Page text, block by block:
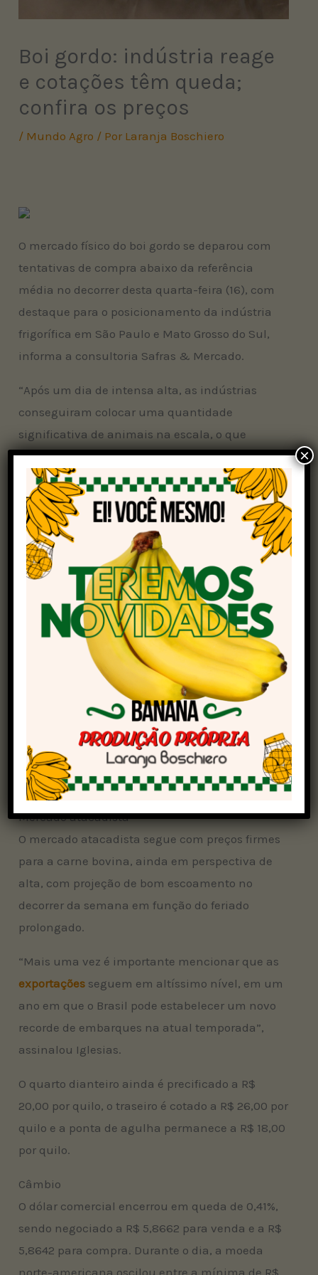
Boi gordo: indústria reage
e cotações têm queda;
confira os preços
/ Mundo Agro / Por Laranja Boschiero
O mercado físico do boi gordo se deparou com
tentativas de compra abaixo da referência
média no decorrer desta quarta-feira (16), com
destaque para o posicionamento da indústria
frigorífica em São Paulo e Mato Grosso do Sul,
informa a consultoria Safras & Mercado.
“Após um dia de intensa alta, as indústrias
conseguiram colocar uma quantidade
significativa de animais na escala, o que
permitiu um rápido recuo dos preços. O fato é
que a continuidade ou não do movimento de
alta depende do escoamento da carne no
feriado prolongado, e de que maneira esse
escoamento vai impactar nas estratégias das
indústrias”, disse Fernando Henrique Iglesias,
analista da empresa.
São Paulo:R$ 331,83 – ontem: R$ 333
Goiás:R$ 320,36 – na terça: R$ 321,96
Minas Gerais:
R$ 324,41 – anteriormente:
R$ 320,88
Mato Grosso do Sul:R$ 319,77 – ontem: R$
328,75
Mato Grosso:R$ 329,73 – na terça: R$
331,35
Mercado atacadista
O mercado atacadista segue com preços firmes
para a carne bovina, ainda em perspectiva de
alta, com projeção de bom escoamento no
decorrer da semana em função do feriado
prolongado.
“Mais uma vez é importante mencionar que as
exportações seguem em altíssimo nível, em um
ano em que o Brasil pode estabelecer um novo
recorde de embarques na atual temporada”,
assinalou Iglesias.
O quarto dianteiro ainda é precificado a R$
20,00 por quilo, o traseiro é cotado a R$ 26,00 por
quilo e a ponta de agulha permanece a R$ 18,00
por quilo.
Câmbio
O dólar comercial encerrou em queda de 0,41%,
sendo negociado a R$ 5,8662 para venda e a R$
5,8642 para compra. Durante o dia, a moeda
×